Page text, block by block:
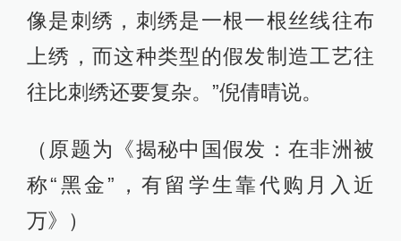
像是刺绣，刺绣是一根一根丝线往布
上绣，而这种类型的假发制造工艺往
往比刺绣还要复杂。”倪倩晴说。
（原题为《揭秘中国假发：在非洲被
称“黑金”，有留学生靠代购月入近
万》）